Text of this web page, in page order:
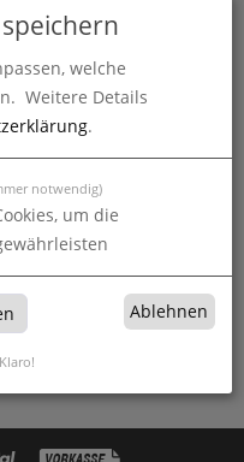
welche
Weitere Details
.
notwendig)
um die
Ablehnen